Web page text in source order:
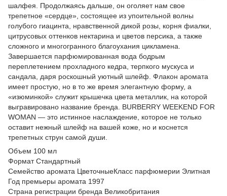
шалфея. Продолжаясь дальше, он оголяет нам свое
трепетное «сердце», состоящее из упоительной волны
голубого гиацинта, нравственной дикой розы, корня фиалки,
цитрусовых оттенков нектарина и цветов персика, а также
сложного и многогранного благоухания цикламена.
Завершается парфюмированная вода бодрым
переплетением прохладного кедра, терпкого мускуса и
сандала, даря роскошный уютный шлейф. Флакон аромата
имеет простую, но в то же время элегантную форму, а
«изюминкой» служит крышечка цвета металлик, на которой
выгравировано название бренда. BURBERRY WEEKEND FOR
WOMAN — это истинное наслаждение, которое не только
оставит нежный шлейф на вашей коже, но и коснется
трепетных струн самой души.
Объем 100 мл
Формат Стандартный
Семейство аромата ЦветочныеКласс парфюмерии Элитная
Год премьеры аромата 1997
Страна регистрации бренда Великобритания